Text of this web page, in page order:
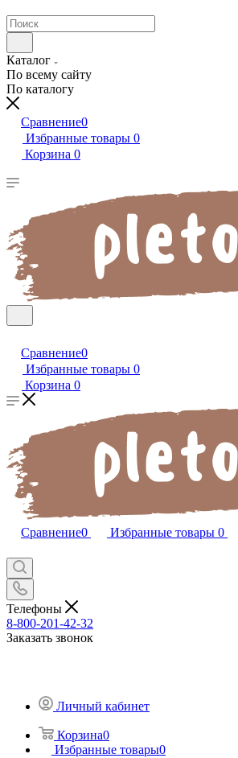
Каталог
По всему сайту
По каталогу
Сравнение0
Избранные товары 0
Корзина 0
Сравнение0
Избранные товары 0
Корзина 0
Сравнение0 Избранные товары 0
Телефоны
8-800-201-42-32
Заказать звонок
Личный кабинет
Корзина0
Избранные товары0